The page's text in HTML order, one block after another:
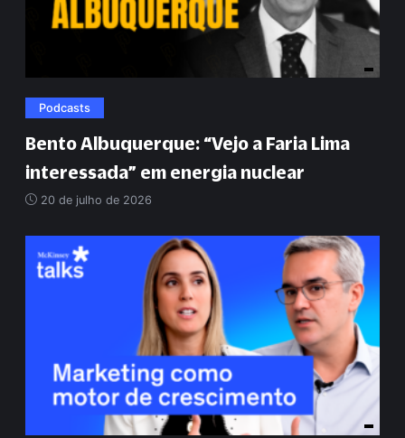
Podcasts
Bento Albuquerque: “Vejo a Faria Lima
interessada” em energia nuclear
20 de julho de 2026